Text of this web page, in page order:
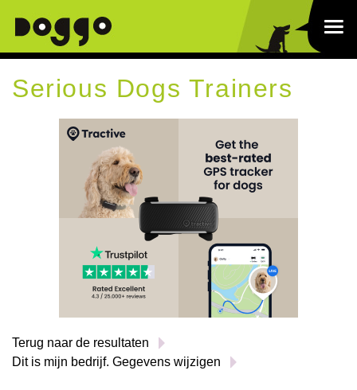
Serious Dogs Trainers
Terug naar de resultaten
Dit is mijn bedrijf. Gegevens wijzigen